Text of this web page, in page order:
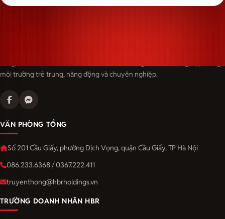
môi trường trẻ trung, năng động và chuyên nghiệp.
VĂN PHÒNG TỔNG
Số 201 Cầu Giấy, phường Dịch Vọng, quận Cầu Giấy, TP Hà Nội
086.233.6368 / 0367.222.411
truyenthong@hbrholdings.vn
TRƯỜNG DOANH NHÂN HBR